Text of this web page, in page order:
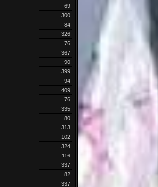
69
300
84
326
76
367
90
399
94
409
76
335
80
313
102
324
116
337
82
337